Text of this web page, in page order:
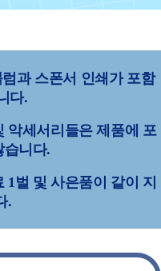
과 스폰서 인쇄가 포함
다.
악세서리들은 제품에 포
습니다.
벌 및 사은품이 같이 지
.